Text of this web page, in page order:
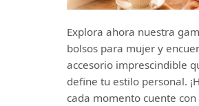
Explora ahora nuestra
bolsos para mujer y
accesorio imprescindible
define tu estilo personal.
cada momento cuente con